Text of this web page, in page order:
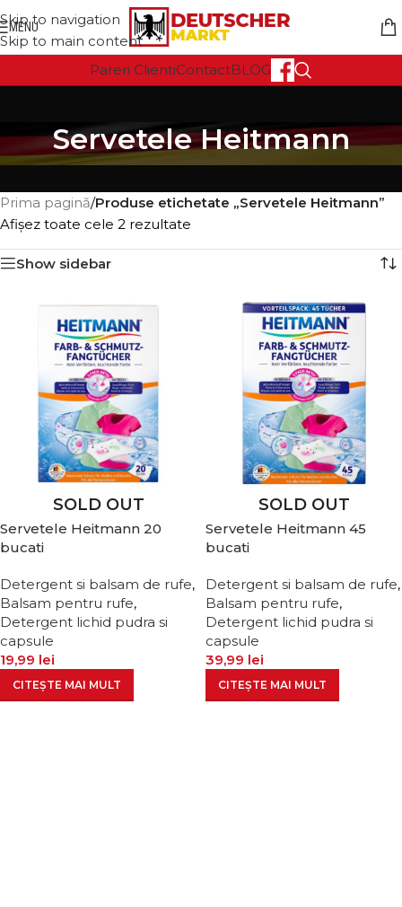
Skip to navigation
Skip to main content
MENU
Pareri ClientiContactBLOG
Servetele Heitmann
Prima pagină/Produse etichetate „Servetele Heitmann”
Afișez toate cele 2 rezultate
Show sidebar
SOLD OUT
Servetele Heitmann 20
bucati
Detergent si balsam de rufe,
Balsam pentru rufe,
Detergent lichid pudra si
capsule
19,99 lei
CITEȘTE MAI MULT
SOLD OUT
Servetele Heitmann 45
bucati
Detergent si balsam de rufe,
Balsam pentru rufe,
Detergent lichid pudra si
capsule
39,99 lei
CITEȘTE MAI MULT